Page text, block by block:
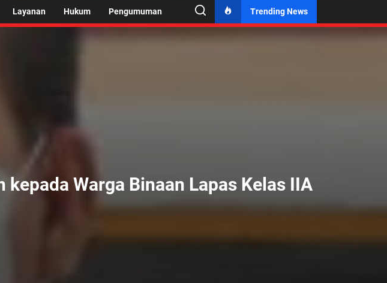
Layanan Hukum Pengumuman Trending News
Warga Binaan Lapas Kelas IIA